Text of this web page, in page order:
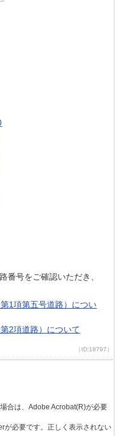
番号をご確認いただき、
1項第五号道路）につい
2項道路）について
（ID:18797）
合は、Adobe Acrobat(R)が必要
が必要です。正しく表示されない